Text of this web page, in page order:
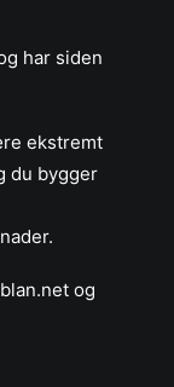
har siden
ekstremt
du bygger
og